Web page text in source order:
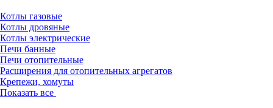
Котлы газовые
Котлы дровяные
Котлы электрические
Печи банные
Печи отопительные
Расширения для отопительных агрегатов
Крепежи, хомуты
Показать все